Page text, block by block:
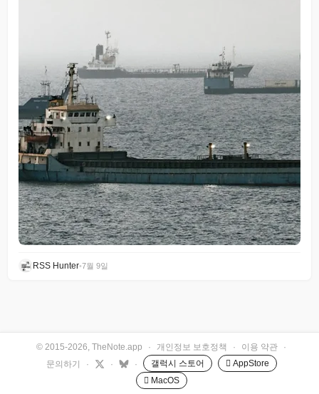
RSS Hunter•7월 9일
© 2015-2026, TheNote.app · 개인정보 보호정책 · 이용 약관
·
문의하기
· · · 갤럭시 스토어
 AppStore
 MacOS